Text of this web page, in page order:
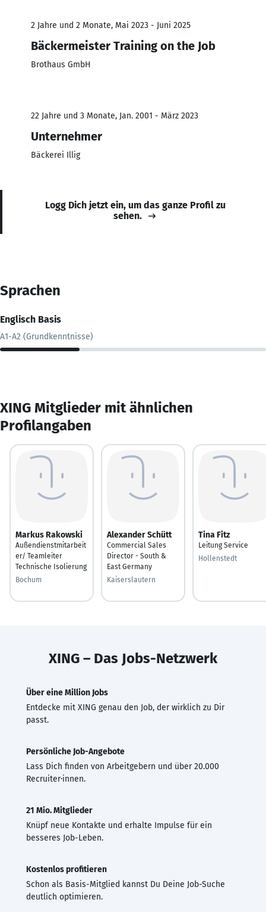
2 Jahre und 2 Monate, Mai 2023 - Juni 2025
Bäckermeister Training on the Job
Brothaus GmbH
22 Jahre und 3 Monate, Jan. 2001 - März 2023
Unternehmer
Bäckerei Illig
Logg Dich jetzt ein, um das ganze Profil zu
sehen.
Sprachen
Englisch Basis
A1-A2 (Grundkenntnisse)
XING Mitglieder mit ähnlichen
Profilangaben
Markus Rakowski
Außendienstmitarbeit
er/ Teamleiter
Technische Isolierung
Bochum
Alexander Schütt
Commercial Sales
Director - South &
East Germany
Kaiserslautern
Tina Fitz
Leitung Service
Hollenstedt
XING – Das Jobs-Netzwerk
Über eine Million Jobs
Entdecke mit XING genau den Job, der wirklich zu Dir
passt.
Persönliche Job-Angebote
Lass Dich finden von Arbeitgebern und über 20.000
Recruiter·innen.
21 Mio. Mitglieder
Knüpf neue Kontakte und erhalte Impulse für ein
besseres Job-Leben.
Kostenlos profitieren
Schon als Basis-Mitglied kannst Du Deine Job-Suche
deutlich optimieren.